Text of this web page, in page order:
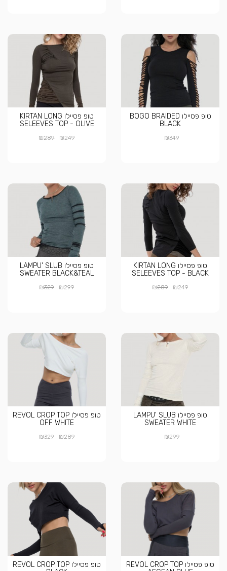
טופ פסיילו BOGO BRAIDED
BLACK
₪349
טופ פסיילו KIRTAN LONG
SELEEVES TOP - OLIVE
₪249
₪289
טופ פסיילו KIRTAN LONG
SELEEVES TOP - BLACK
₪249
₪289
טופ פסיילו LAMPU' SLUB
SWEATER BLACK&TEAL
₪299
₪329
טופ פסיילו LAMPU' SLUB
SWEATER WHITE
₪299
טופ פסיילו REVOL CROP TOP
OFF WHITE
₪289
₪329
טופ פסיילו REVOL CROP TOP
טופ פסיילו REVOL CROP TOP